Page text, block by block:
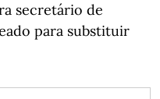
secretário de
para substituir